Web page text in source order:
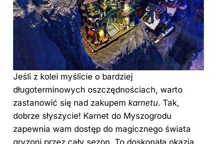
Jeśli z kolei myślicie o bardziej
długoterminowych oszczędnościach, warto
zastanowić się nad zakupem karnetu. Tak,
dobrze słyszycie! Karnet do Myszogrodu
zapewnia wam dostęp do magicznego świata
gryzoni przez cały sezon. To doskonała okazja,